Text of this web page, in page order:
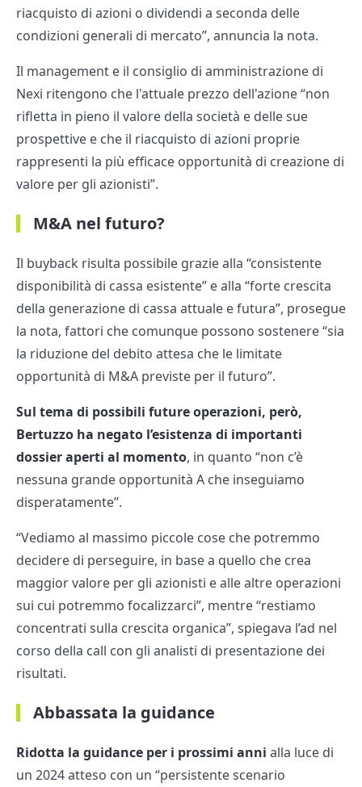
riacquisto di azioni o dividendi a seconda delle
condizioni generali di mercato”, annuncia la nota.
Il management e il consiglio di amministrazione di
Nexi ritengono che l'attuale prezzo dell'azione “non
rifletta in pieno il valore della società e delle sue
prospettive e che il riacquisto di azioni proprie
rappresenti la più efficace opportunità di creazione di
valore per gli azionisti”.
M&A nel futuro?
Il buyback risulta possibile grazie alla “consistente
disponibilità di cassa esistente” e alla “forte crescita
della generazione di cassa attuale e futura”, prosegue
la nota, fattori che comunque possono sostenere “sia
la riduzione del debito attesa che le limitate
opportunità di M&A previste per il futuro”.
Sul tema di possibili future operazioni, però,
Bertuzzo ha negato l’esistenza di importanti
dossier aperti al momento, in quanto “non c’è
nessuna grande opportunità A che inseguiamo
disperatamente”.
“Vediamo al massimo piccole cose che potremmo
decidere di perseguire, in base a quello che crea
maggior valore per gli azionisti e alle altre operazioni
sui cui potremmo focalizzarci”, mentre “restiamo
concentrati sulla crescita organica”, spiegava l’ad nel
corso della call con gli analisti di presentazione dei
risultati.
Abbassata la guidance
Ridotta la guidance per i prossimi anni alla luce di
un 2024 atteso con un “persistente scenario